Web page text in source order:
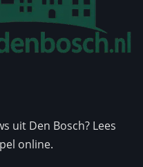
uit Den Bosch? Lees
online.